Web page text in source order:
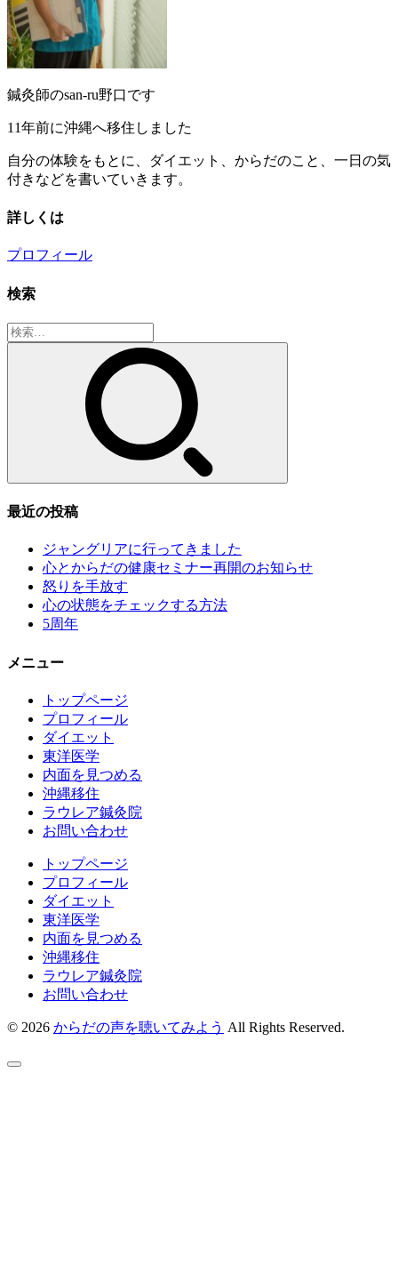
鍼灸師のsan-ru野口です
11年前に沖縄へ移住しました
自分の体験をもとに、ダイエット、からだのこと、一日の気
付きなどを書いていきます。
詳しくは
プロフィール
検索
検
索:
最近の投稿
ジャングリアに行ってきました
心とからだの健康セミナー再開のお知らせ
怒りを手放す
心の状態をチェックする方法
5周年
メニュー
トップページ
プロフィール
ダイエット
東洋医学
内面を見つめる
沖縄移住
ラウレア鍼灸院
お問い合わせ
トップページ
プロフィール
ダイエット
東洋医学
内面を見つめる
沖縄移住
ラウレア鍼灸院
お問い合わせ
© 2026 からだの声を聴いてみよう All Rights Reserved.